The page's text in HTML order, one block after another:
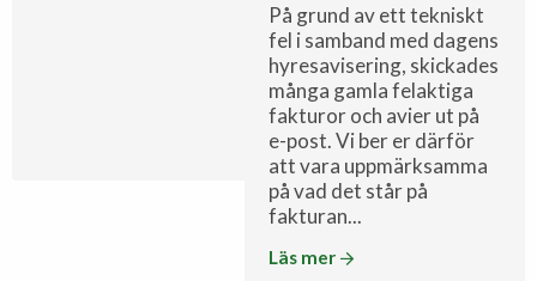
På grund av ett tekniskt
fel i samband med dagens
hyresavisering, skickades
många gamla felaktiga
fakturor och avier ut på
e-post. Vi ber er därför
att vara uppmärksamma
på vad det står på
fakturan...
Läs mer